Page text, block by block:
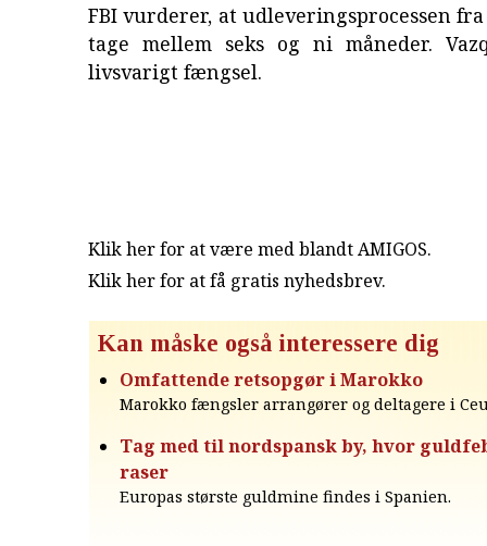
FBI vurderer, at udleveringsprocessen
tage mellem seks og ni måneder.
livsvarigt fængsel.
Klik her for at være med blandt AMIGOS.
Klik her for at få gratis nyhedsbrev.
Kan måske også interessere dig
Omfattende retsopgør i Marokko
Marokko fængsler arrangører og deltagere i
Tag med til nordspansk by, hvor
raser
Europas største guldmine findes i Spanien.